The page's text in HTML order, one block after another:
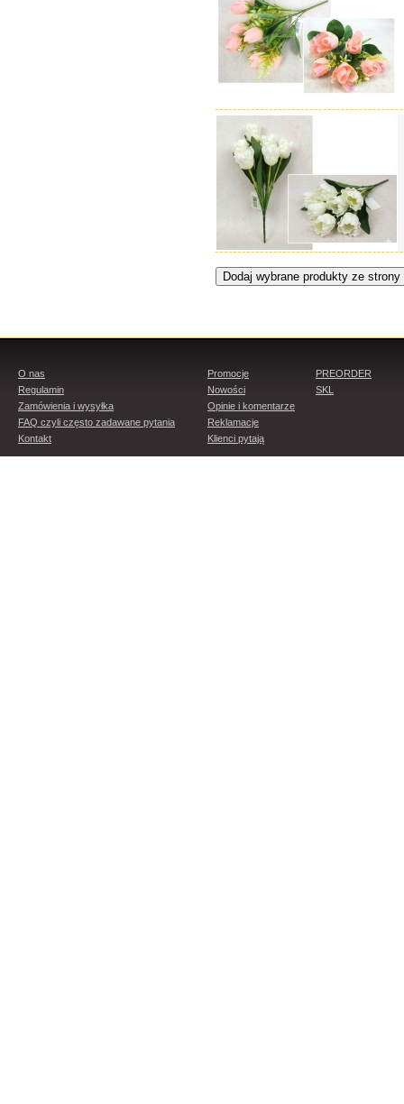
O nas
Regulamin
Zamówienia i wysyłka
FAQ czyli często zadawane pytania
Kontakt
Promocje
Nowości
Opinie i komentarze
Reklamacje
Klienci pytają
PREORDER
SKL